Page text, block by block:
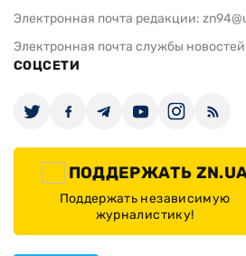
Электронная почта редакции:
Электронная почта службы
СОЦСЕТИ
ПОДДЕРЖАТЬ
Поддержать независимую
журналистику!